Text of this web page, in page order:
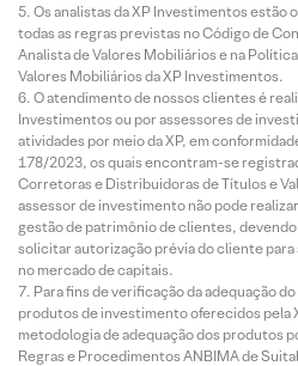
Os analistas da XP Investimentos estão
todas as regras previstas no Código de
Analista de Valores Mobiliários e na
Valores Mobiliários da XP Investimentos.
O atendimento de nossos clientes é
Investimentos ou por assessores de
atividades por meio da XP, em
178/2023, os quais encontram-se
Corretoras e Distribuidoras de Títulos e
assessor de investimento não pode
gestão de patrimônio de clientes,
solicitar autorização prévia do cliente
no mercado de capitais.
Para fins de verificação da adequação
produtos de investimento oferecidos pela
metodologia de adequação dos produtos
Regras e Procedimentos ANBIMA de